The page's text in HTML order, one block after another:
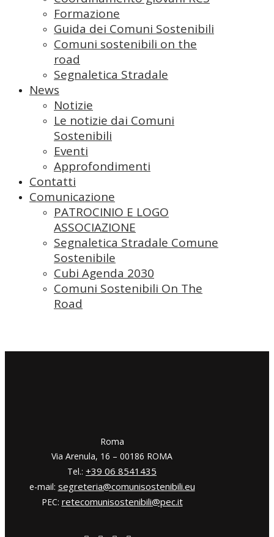
Formazione
Guida dei Comuni Sostenibili
Comuni sostenibili on the
road
Segnaletica Stradale
News
Notizie
Le notizie dai Comuni
Sostenibili
Eventi
Approfondimenti
Contatti
Comunicazione
PATROCINIO E LOGO
ASSOCIAZIONE
Segnaletica Stradale Comune
Sostenibile
Cubi Agenda 2030
Comuni Sostenibili On The
Road
​​Roma
Via Arenula, 16 – 00186 ROMA
Tel.: +39 06 8541435
e-mail: segreteria@comunisostenibili.eu
PEC: retecomunisostenibili@pec.it